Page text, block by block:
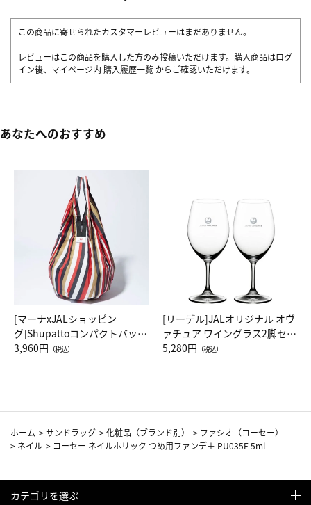
この商品に寄せられたカスタマーレビューはまだありません。
レビューはこの商品を購入した方のみ投稿いただけます。購入商品はログ
イン後、マイページ内 購入履歴一覧 からご確認いただけます。
あなたへのおすすめ
[マーナxJALショッピン
グ]Shupattoコンパクトバッグ
Drop JAL客室乗務員（LC）ス
3,960円 （税込）
[リーデル]JALオリジナル オヴ
ァチュア ワイングラス2脚セッ
ト（レッドワイン）
5,280円 （税込）
ホーム >サンドラッグ >化粧品（ブランド別） > ファシオ（コーセー）
> ネイル > コーセー ネイルホリック つめ用ファンデ＋ PU035F 5ml
カテゴリを選ぶ